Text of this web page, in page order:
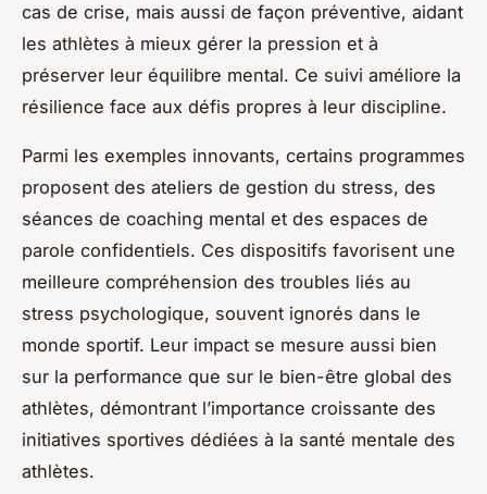
cas de crise, mais aussi de façon préventive, aidant
les athlètes à mieux gérer la pression et à
préserver leur équilibre mental. Ce suivi améliore la
résilience face aux défis propres à leur discipline.
Parmi les exemples innovants, certains programmes
proposent des ateliers de gestion du stress, des
séances de coaching mental et des espaces de
parole confidentiels. Ces dispositifs favorisent une
meilleure compréhension des troubles liés au
stress psychologique, souvent ignorés dans le
monde sportif. Leur impact se mesure aussi bien
sur la performance que sur le bien-être global des
athlètes, démontrant l’importance croissante des
initiatives sportives dédiées à la santé mentale des
athlètes.